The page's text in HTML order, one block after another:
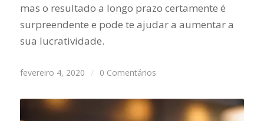
mas o resultado a longo prazo certamente é
surpreendente e pode te ajudar a aumentar a
sua lucratividade.
fevereiro 4, 2020 / 0 Comentários